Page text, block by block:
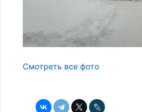
Смотреть все фото